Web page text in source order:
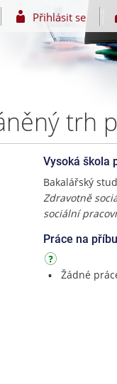
Přihlásit se
Vysoká škola
Bakalářský
Zdravotně
sociální
Práce na
Žádné